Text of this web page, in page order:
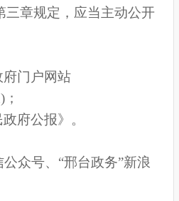
三章规定，应当主动公开
府门户网站
)；
府公报》。
公众号、“邢台政务”新浪